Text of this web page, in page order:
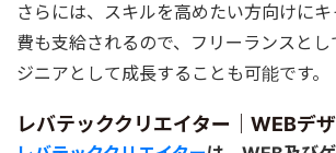
さらには、スキルを高めたい方向けに
費も支給されるので、フリーランスと
ジニアとして成長することも可能です。
レバテッククリエイター｜WEBデ